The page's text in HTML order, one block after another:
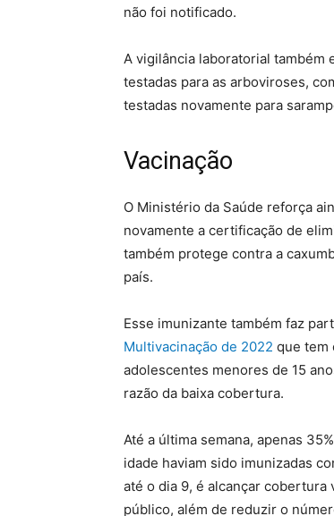
não foi notificado.
A vigilância laboratorial também
testadas para as arboviroses,
testadas novamente para
Vacinação
O Ministério da Saúde reforça
novamente a certificação de
também protege contra a
país.
Esse imunizante também faz
Multivacinação de 2022 que tem
adolescentes menores de 15
razão da baixa cobertura.
Até a última semana, apenas
idade haviam sido imunizadas
até o dia 9, é alcançar cobertura
público, além de reduzir o